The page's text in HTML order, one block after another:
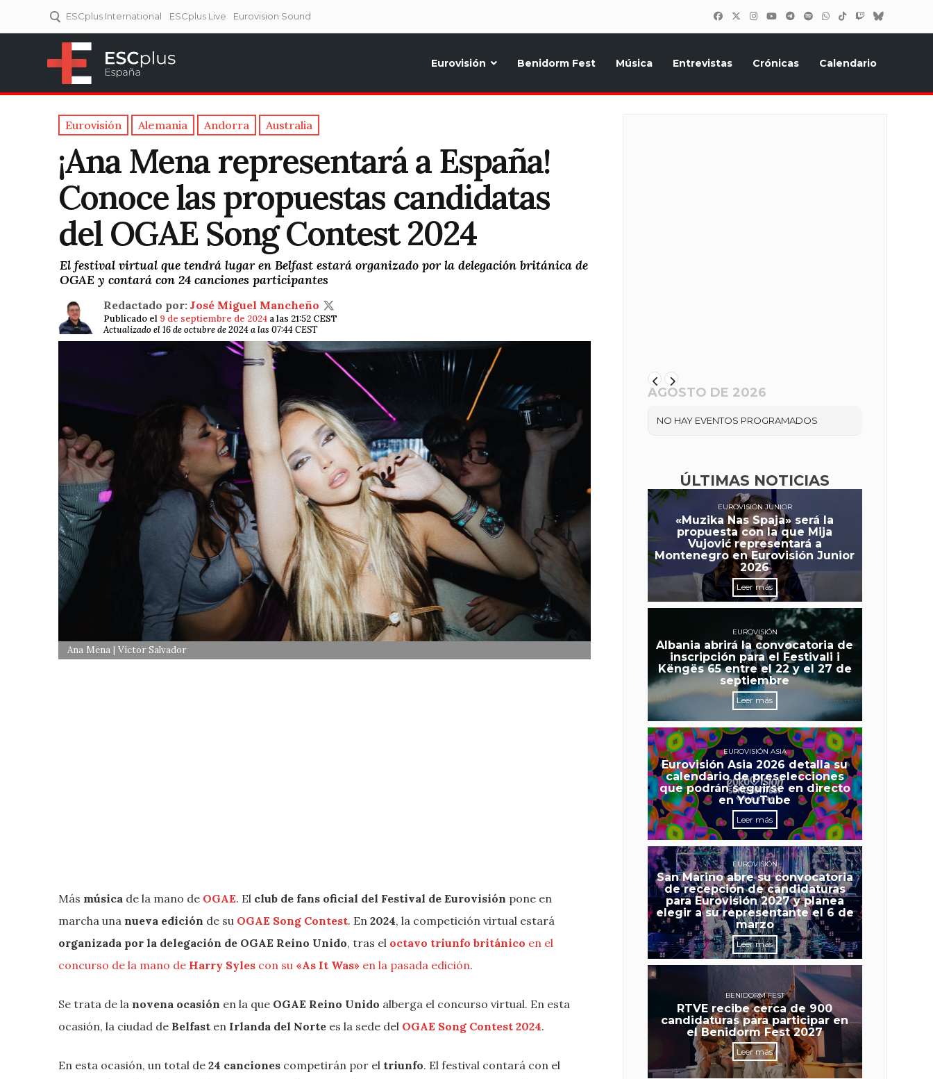
ESCplus International ESCplus Live Eurovision Sound
Eurovisión Benidorm Fest Música Entrevistas Crónicas Calendario
Eurovisión Alemania Andorra Australia
¡Ana Mena representará a España!
Conoce las propuestas candidatas
del OGAE Song Contest 2024
El festival virtual que tendrá lugar en Belfast estará organizado por la delegación británica de
OGAE y contará con 24 canciones participantes
Redactado por: José Miguel Mancheño
Publicado el 9 de septiembre de 2024 a las 21:52 CEST
Actualizado el 16 de octubre de 2024 a las 07:44 CEST
Ana Mena | Víctor Salvador
Más música de la mano de OGAE. El club de fans oficial del Festival de Eurovisión pone en
marcha una nueva edición de su OGAE Song Contest. En 2024, la competición virtual estará
organizada por la delegación de OGAE Reino Unido, tras el octavo triunfo británico en el
concurso de la mano de Harry Syles con su «As It Was» en la pasada edición.
Se trata de la novena ocasión en la que OGAE Reino Unido alberga el concurso virtual. En esta
ocasión, la ciudad de Belfast en Irlanda del Norte es la sede del OGAE Song Contest 2024.
En esta ocasión, un total de 24 canciones competirán por el triunfo. El festival contará con el
AGOSTO DE 2026
NO HAY EVENTOS PROGRAMADOS
ÚLTIMAS NOTICIAS
EUROVISIÓN JUNIOR
«Muzika Nas Spaja» será la
propuesta con la que Mija
Vujović representará a
Montenegro en Eurovisión Junior
2026
Leer más
EUROVISIÓN
Albania abrirá la convocatoria de
inscripción para el Festivali i
Këngës 65 entre el 22 y el 27 de
septiembre
Leer más
EUROVISIÓN ASIA
Eurovisión Asia 2026 detalla su
calendario de preselecciones
que podrán seguirse en directo
en YouTube
Leer más
EUROVISIÓN
San Marino abre su convocatoria
de recepción de candidaturas
para Eurovisión 2027 y planea
elegir a su representante el 6 de
marzo
Leer más
BENIDORM FEST
RTVE recibe cerca de 900
candidaturas para participar en
el Benidorm Fest 2027
Leer más